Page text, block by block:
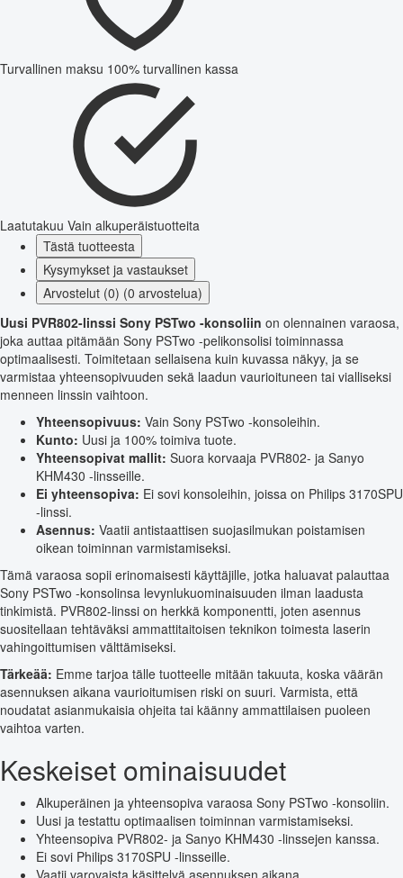
Turvallinen maksu 100% turvallinen kassa
Laatutakuu Vain alkuperäistuotteita
Tästä tuotteesta
Kysymykset ja vastaukset
Arvostelut (0) (0 arvostelua)
Uusi PVR802-linssi Sony PSTwo -konsoliin on olennainen varaosa,
joka auttaa pitämään Sony PSTwo -pelikonsolisi toiminnassa
optimaalisesti. Toimitetaan sellaisena kuin kuvassa näkyy, ja se
varmistaa yhteensopivuuden sekä laadun vaurioituneen tai vialliseksi
menneen linssin vaihtoon.
Yhteensopivuus: Vain Sony PSTwo -konsoleihin.
Kunto: Uusi ja 100% toimiva tuote.
Yhteensopivat mallit: Suora korvaaja PVR802- ja Sanyo
KHM430 -linsseille.
Ei yhteensopiva: Ei sovi konsoleihin, joissa on Philips 3170SPU
-linssi.
Asennus: Vaatii antistaattisen suojasilmukan poistamisen
oikean toiminnan varmistamiseksi.
Tämä varaosa sopii erinomaisesti käyttäjille, jotka haluavat palauttaa
Sony PSTwo -konsolinsa levynlukuominaisuuden ilman laadusta
tinkimistä. PVR802-linssi on herkkä komponentti, joten asennus
suositellaan tehtäväksi ammattitaitoisen teknikon toimesta laserin
vahingoittumisen välttämiseksi.
Tärkeää: Emme tarjoa tälle tuotteelle mitään takuuta, koska väärän
asennuksen aikana vaurioitumisen riski on suuri. Varmista, että
noudatat asianmukaisia ohjeita tai käänny ammattilaisen puoleen
vaihtoa varten.
Keskeiset ominaisuudet
Alkuperäinen ja yhteensopiva varaosa Sony PSTwo -konsoliin.
Uusi ja testattu optimaalisen toiminnan varmistamiseksi.
Yhteensopiva PVR802- ja Sanyo KHM430 -linssejen kanssa.
Ei sovi Philips 3170SPU -linsseille.
Vaatii varovaista käsittelyä asennuksen aikana.